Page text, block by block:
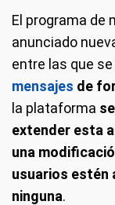
El programa de
anunciado
entre las que
mensajes de
la plataforma
extender esta
una
usuarios estén
ninguna.